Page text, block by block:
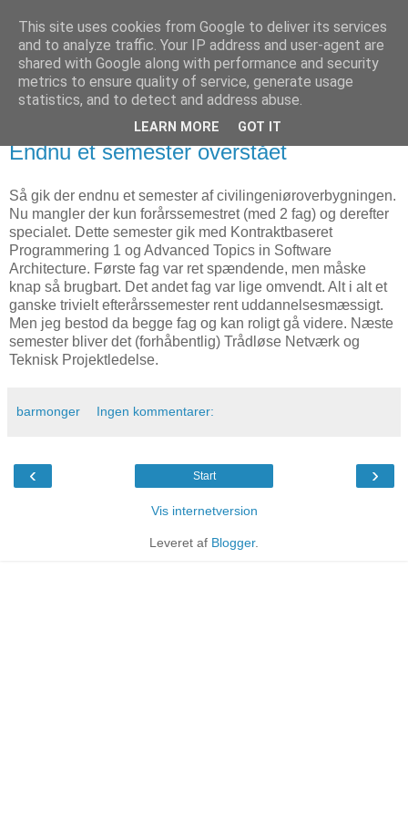
Blogmonger
- nu med endnu mere ingeniør
onsdag den 14. januar 2009
Endnu et semester overstået
Så gik der endnu et semester af civilingeniøroverbygningen.
Nu mangler der kun forårssemestret (med 2 fag) og derefter
specialet. Dette semester gik med Kontraktbaseret
Programmering 1 og Advanced Topics in Software
Architecture. Første fag var ret spændende, men måske
knap så brugbart. Det andet fag var lige omvendt. Alt i alt et
ganske trivielt efterårssemester rent uddannelsesmæssigt.
Men jeg bestod da begge fag og kan roligt gå videre. Næste
semester bliver det (forhåbentlig) Trådløse Netværk og
Teknisk Projektledelse.
barmonger Ingen kommentarer:
‹ ›
Start
Vis internetversion
Leveret af Blogger.
This site uses cookies from Google to deliver its services
and to analyze traffic. Your IP address and user-agent are
shared with Google along with performance and security
metrics to ensure quality of service, generate usage
statistics, and to detect and address abuse.
LEARN MORE GOT IT